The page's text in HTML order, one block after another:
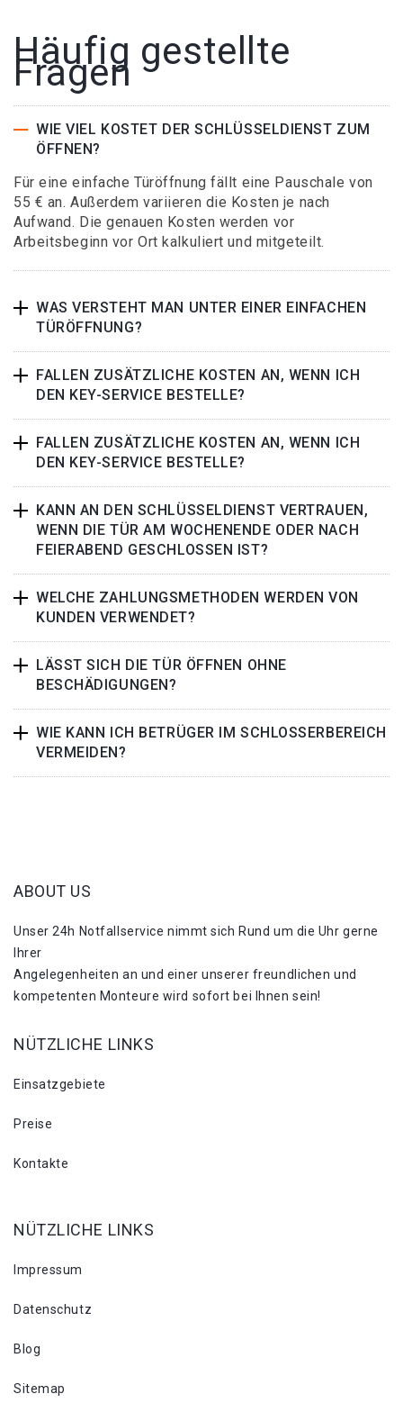
Häufig gestellte
Fragen
WIE VIEL KOSTET DER SCHLÜSSELDIENST ZUM
ÖFFNEN?
Für eine einfache Türöffnung fällt eine Pauschale von
55 € an. Außerdem variieren die Kosten je nach
Aufwand. Die genauen Kosten werden vor
Arbeitsbeginn vor Ort kalkuliert und mitgeteilt.
WAS VERSTEHT MAN UNTER EINER EINFACHEN
TÜRÖFFNUNG?
FALLEN ZUSÄTZLICHE KOSTEN AN, WENN ICH
DEN KEY-SERVICE BESTELLE?
FALLEN ZUSÄTZLICHE KOSTEN AN, WENN ICH
DEN KEY-SERVICE BESTELLE?
KANN AN DEN SCHLÜSSELDIENST VERTRAUEN,
WENN DIE TÜR AM WOCHENENDE ODER NACH
FEIERABEND GESCHLOSSEN IST?
WELCHE ZAHLUNGSMETHODEN WERDEN VON
KUNDEN VERWENDET?
LÄSST SICH DIE TÜR ÖFFNEN OHNE
BESCHÄDIGUNGEN?
WIE KANN ICH BETRÜGER IM SCHLOSSERBEREICH
VERMEIDEN?
ABOUT US
Unser 24h Notfallservice nimmt sich Rund um die Uhr gerne
Ihrer
Angelegenheiten an und einer unserer freundlichen und
kompetenten Monteure wird sofort bei Ihnen sein!
NÜTZLICHE LINKS
Einsatzgebiete
Preise
Kontakte
NÜTZLICHE LINKS
Impressum
Datenschutz
Blog
Sitemap